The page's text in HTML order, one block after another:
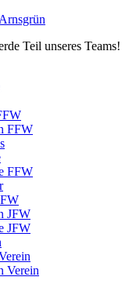
Teil unseres Teams!
FFW
FFW
JFW
JFW
Verein